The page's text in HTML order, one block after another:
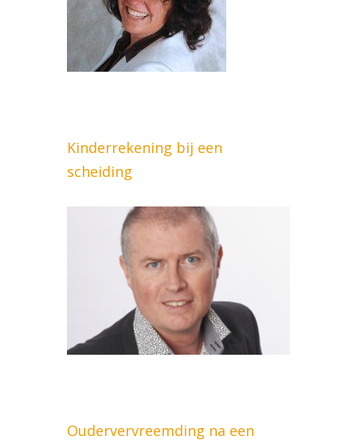
Kinderrekening bij een
scheiding
Oudervervreemding na een